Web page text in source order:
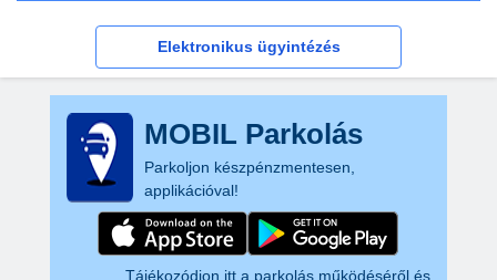
Elektronikus ügyintézés
MOBIL Parkolás
Parkoljon készpénzmentesen,
applikációval!
Tájékozódjon itt a parkolás működéséről és